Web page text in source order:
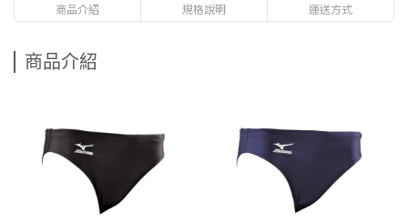
商品介紹 規格說明 運送方式
商品介紹